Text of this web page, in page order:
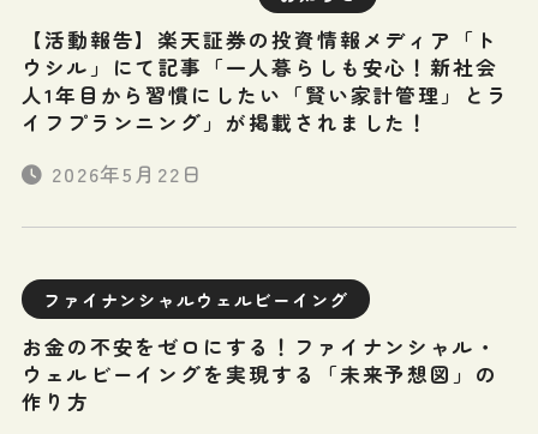
【活動報告】楽天証券の投資情報メディア「ト
ウシル」にて記事「一人暮らしも安心！新社会
人1年目から習慣にしたい「賢い家計管理」とラ
イフプランニング」が掲載されました！
2026年5月22日
ファイナンシャルウェルビーイング
お金の不安をゼロにする！ファイナンシャル・
ウェルビーイングを実現する「未来予想図」の
作り方